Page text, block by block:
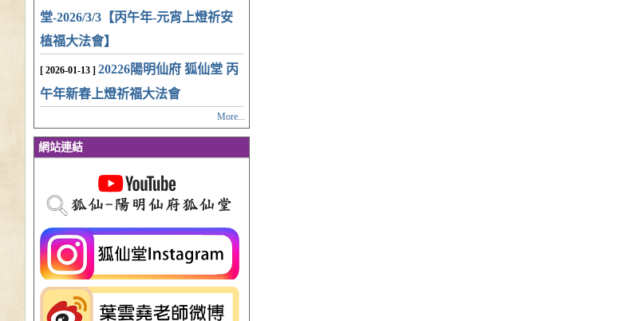
堂-2026/3/3【丙午年-元宵上燈祈安
植福大法會】
[ 2026-01-13 ] 20226陽明仙府 狐仙堂 丙
午年新春上燈祈福大法會
More...
網站連結